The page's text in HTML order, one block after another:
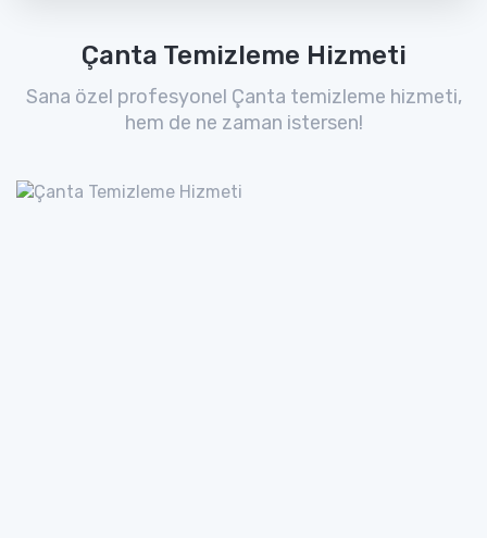
Çanta Temizleme Hizmeti
Sana özel profesyonel Çanta temizleme hizmeti,
hem de ne zaman istersen!